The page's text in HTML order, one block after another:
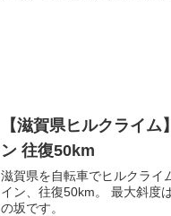
【滋賀県ヒルクライ
ン 往復50km
滋賀県を自転車でヒルクライ
イン、往復50km。 最大斜度
の坂です。